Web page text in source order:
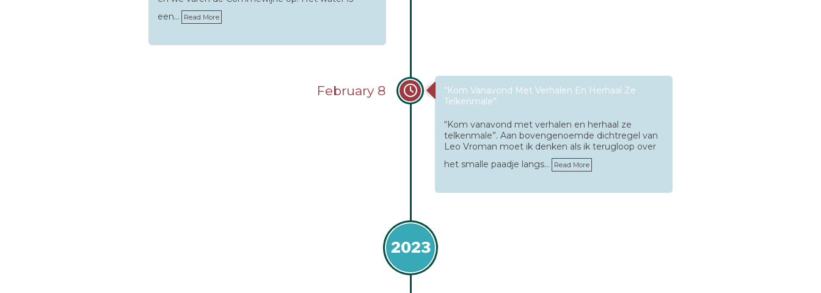
een…
Read More
February 8
“Kom Vanavond Met Verhalen En Herhaal Ze
Telkenmale”.
“Kom vanavond met verhalen en herhaal ze
telkenmale”. Aan bovengenoemde dichtregel van
Leo Vroman moet ik denken als ik terugloop over
het smalle paadje langs…
Read More
2023